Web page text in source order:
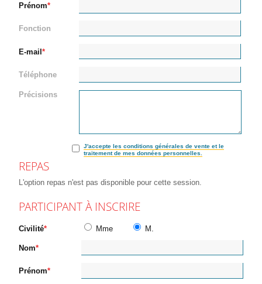
Prénom
Fonction
E-mail
Téléphone
Précisions
J'accepte les conditions générales de vente et le
traitement de mes données personnelles.
REPAS
L'option repas n'est pas disponible pour cette session.
PARTICIPANT À INSCRIRE
Civilité Mme M.
Nom
Prénom